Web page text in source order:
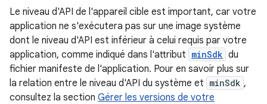
Le niveau d'API de l'appareil cible est important, car votre
application ne s'exécutera pas sur une image système
dont le niveau d'API est inférieur à celui requis par votre
application, comme indiqué dans l'attribut minSdk du
fichier manifeste de l'application. Pour en savoir plus sur
la relation entre le niveau d'API du système et minSdk ,
consultez la section Gérer les versions de votre